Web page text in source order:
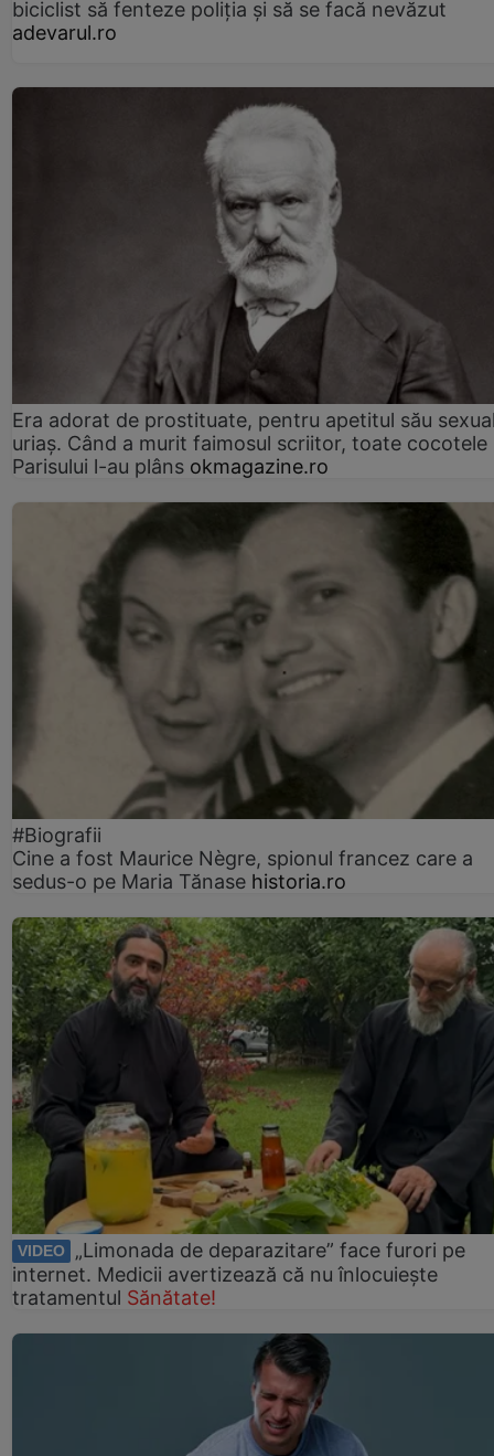
biciclist să fenteze poliția și să se facă nevăzut
adevarul.ro
Era adorat de prostituate, pentru apetitul său
uriaș. Când a murit faimosul scriitor, toate cocotele
Parisului l-au plâns okmagazine.ro
#Biografii
Cine a fost Maurice Nègre, spionul francez care a
sedus-o pe Maria Tănase historia.ro
VIDEO
„Limonada de deparazitare” face furori pe
internet. Medicii avertizează că nu înlocuiește
tratamentul Sănătate!